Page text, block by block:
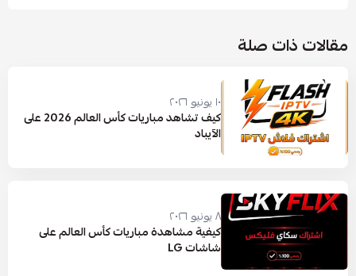
مقالات ذات صلة
١٠ يونيو ٢٠٢٦
كيف تشاهد مباريات كأس العالم 2026 على
الآيباد
٨ يونيو ٢٠٢٦
كيفية مشاهدة مباريات كأس العالم على
شاشات LG